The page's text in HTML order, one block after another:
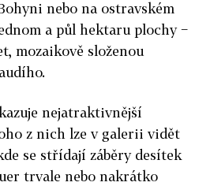
nebo na ostravském
a půl hektaru plochy −
mozaikově složenou
nejatraktivnější
z nich lze v galerii vidět
se střídají záběry desítek
trvale nebo nakrátko